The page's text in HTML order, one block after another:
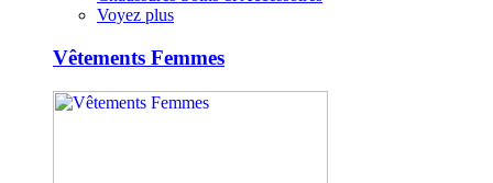
Voyez plus
Vêtements Femmes